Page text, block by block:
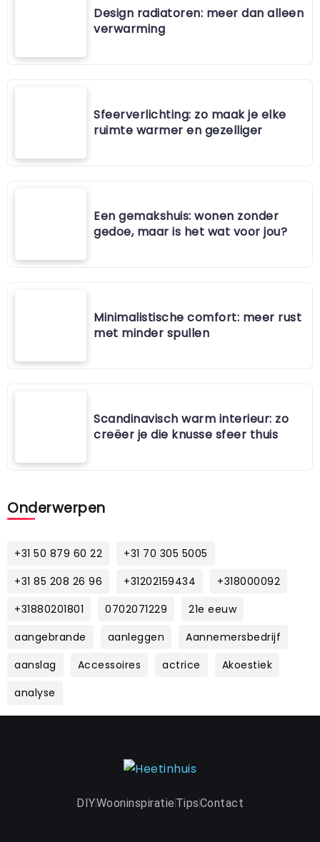
Design radiatoren: meer dan alleen
verwarming
Sfeerverlichting: zo maak je elke
ruimte warmer en gezelliger
Een gemakshuis: wonen zonder
gedoe, maar is het wat voor jou?
Minimalistische comfort: meer rust
met minder spullen
Scandinavisch warm interieur: zo
creëer je die knusse sfeer thuis
Onderwerpen
+31 50 879 60 22
+31 70 305 5005
+31 85 208 26 96
+31202159434
+318000092
+31880201801
0702071229
21e eeuw
aangebrande
aanleggen
Aannemersbedrijf
aanslag
Accessoires actrice
Akoestiek
analyse
DIYWooninspiratieTipsContact